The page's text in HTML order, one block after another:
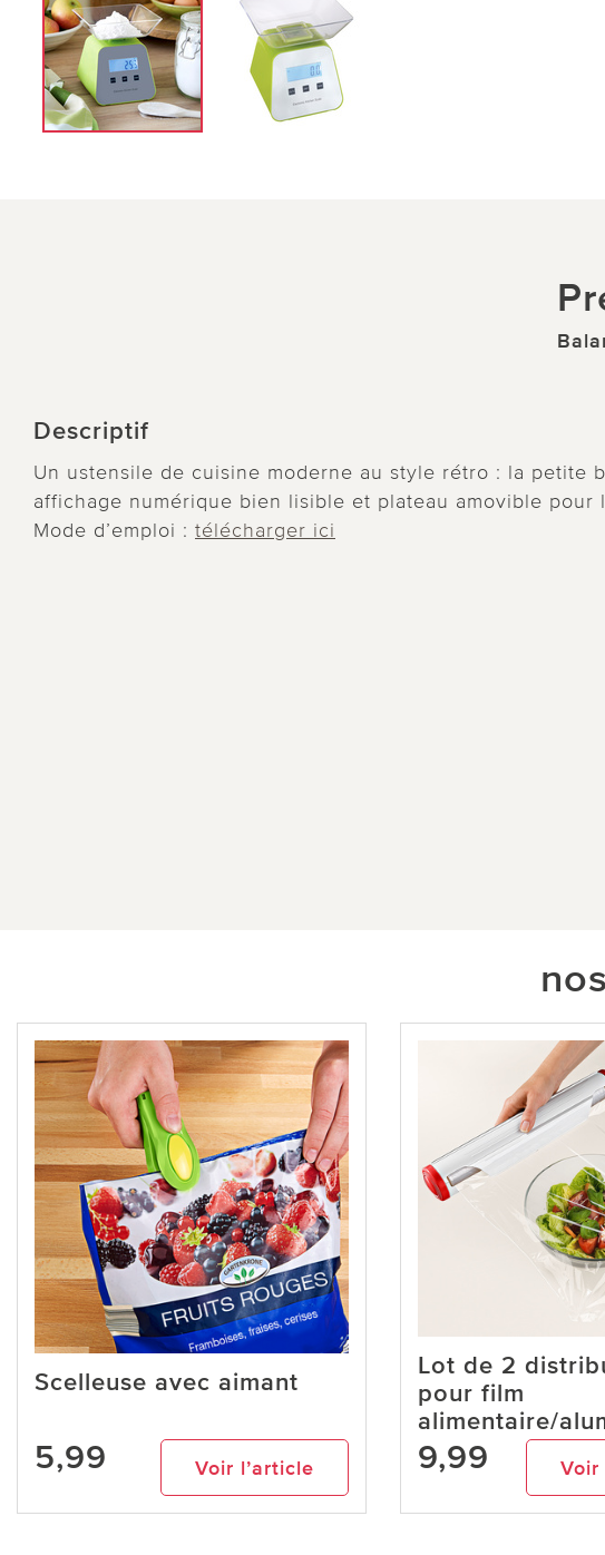
Descriptif
Un ustensile de cuisine moderne au style rétro : la petite
affichage numérique bien lisible et plateau amovible pour
Mode d’emploi : télécharger ici
Scelleuse avec aimant
5,99 Voir l’article
Lot de 2
pour film
alimentaire/
9,99 Voir